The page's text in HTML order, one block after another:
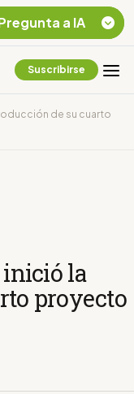
Suscribirse
de su cuarto
la
proyecto
a IA
Chevron Ecuador